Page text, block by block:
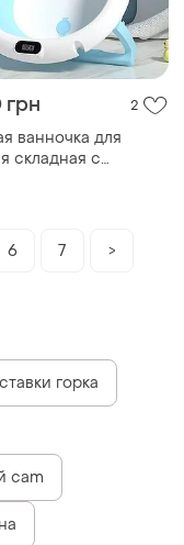
2
ванночка для
складная с
6 7 >
горка
cam